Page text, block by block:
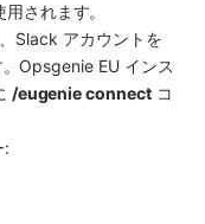
されます。
Slack
Opsgenie EU インス
/eugenie connect コ
: